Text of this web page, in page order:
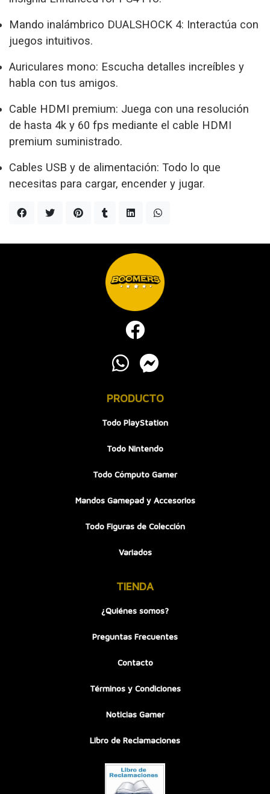
Mando inalámbrico DUALSHOCK 4: Interactúa con
juegos intuitivos.
Auriculares mono: Escucha detalles increíbles y
habla con tus amigos.
Cable HDMI premium: Juega con una resolución
de hasta 4k y 60 fps mediante el cable HDMI
premium suministrado.
Cables USB y de alimentación: Todo lo que
necesitas para cargar, encender y jugar.
PRODUCTO
Todo PlayStation
Todo Nintendo
Todo Cómputo Gamer
Mandos Gamepad y Accesorios
Todo Figuras de Colección
Variados
TIENDA
¿Quiénes somos?
Preguntas Frecuentes
Contacto
Términos y Condiciones
Noticias Gamer
Libro de Reclamaciones